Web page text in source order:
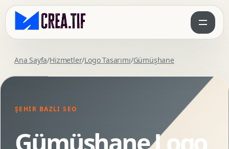
Ana Sayfa/Hizmetler/Logo Tasarımı/Gümüşhane
ŞEHIR BAZLI SEO